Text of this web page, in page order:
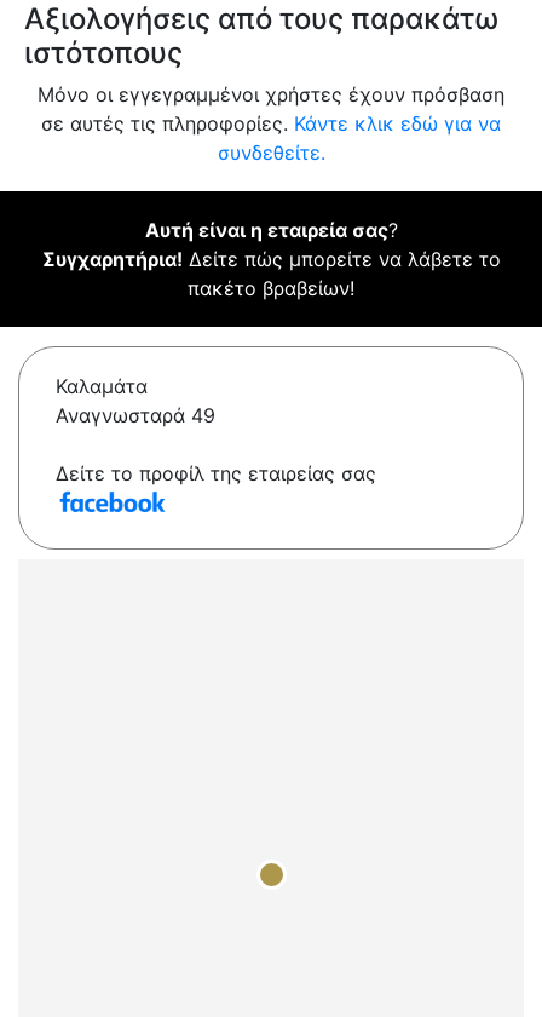
Αξιολογήσεις από τους παρακάτω
ιστότοπους
Μόνο οι εγγεγραμμένοι χρήστες έχουν πρόσβαση
σε αυτές τις πληροφορίες. Κάντε κλικ εδώ για να
συνδεθείτε.
Αυτή είναι η εταιρεία σας?
Συγχαρητήρια! Δείτε πώς μπορείτε να λάβετε το
πακέτο βραβείων!
Καλαμάτα
Αναγνωσταρά 49
Δείτε το προφίλ της εταιρείας σας